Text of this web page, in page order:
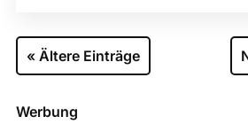
« Ältere Einträge
Werbung